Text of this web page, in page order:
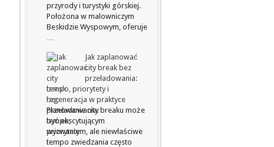
przyrody i turystyki górskiej.
Położona w malowniczym
Beskidzie Wyspowym, oferuje
…
Jak zaplanować
city break bez
przeładowania:
tempo, priorytety i
regeneracja w praktyce
Planowanie city breaku może
być ekscytującym
wyzwaniem, ale niewłaściwe
tempo zwiedzania często